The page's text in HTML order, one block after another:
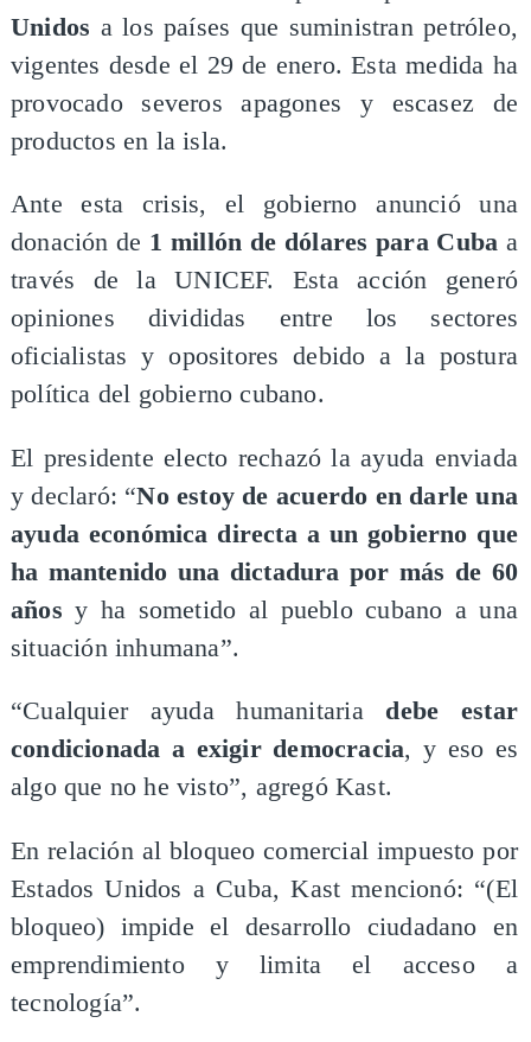
Unidos a los países que suministran petróleo,
vigentes desde el 29 de enero. Esta medida ha
provocado severos apagones y escasez de
productos en la isla.
Ante esta crisis, el gobierno anunció una
donación de 1 millón de dólares para Cuba a
través de la UNICEF. Esta acción generó
opiniones divididas entre los sectores
oficialistas y opositores debido a la postura
política del gobierno cubano.
El presidente electo rechazó la ayuda enviada
y declaró: “No estoy de acuerdo en darle una
ayuda económica directa a un gobierno que
ha mantenido una dictadura por más de 60
años y ha sometido al pueblo cubano a una
situación inhumana”.
“Cualquier ayuda humanitaria debe estar
condicionada a exigir democracia, y eso es
algo que no he visto”, agregó Kast.
En relación al bloqueo comercial impuesto por
Estados Unidos a Cuba, Kast mencionó: “(El
bloqueo) impide el desarrollo ciudadano en
emprendimiento y limita el acceso a
tecnología”.